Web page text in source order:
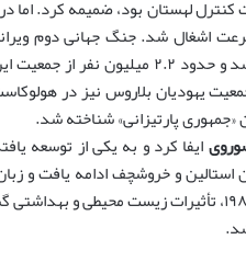
اشغال شد. جنگ جهانی دوم
بلاروس به ارمغان آورد. بیش از یک میلیون ساختمان
یهودیان بلاروس نیز در
«جمهوری پارتیزانی» شناخته شد.
ایفا کرد و به یکی از توسعه
و خروشچف ادامه یافت و
تحت فشار بودند. فاجعه نیروگاه هسته ای چرنوبیل در سال ۱۹۸۶،